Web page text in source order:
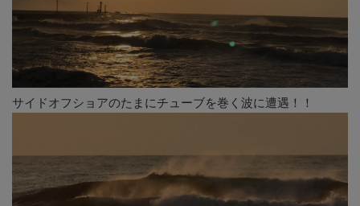
サイドオフショアのたまにチューブを巻く波に遭遇！！